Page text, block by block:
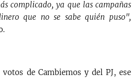
complicado, ya que las campañas
que no se sabe quién puso",
de Cambiemos y del PJ, ese